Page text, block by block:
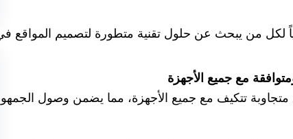
لكل من يبحث عن حلول تقنية متطورة لتصميم المواقع
مع جميع الأجهزة
تتكيف مع جميع الأجهزة، مما يضمن وصول